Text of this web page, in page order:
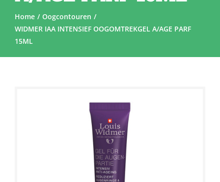
Home
Oogcontouren
WIDMER IAA INTENSIEF OOGOMTREKGEL A/AGE PARF
15ML